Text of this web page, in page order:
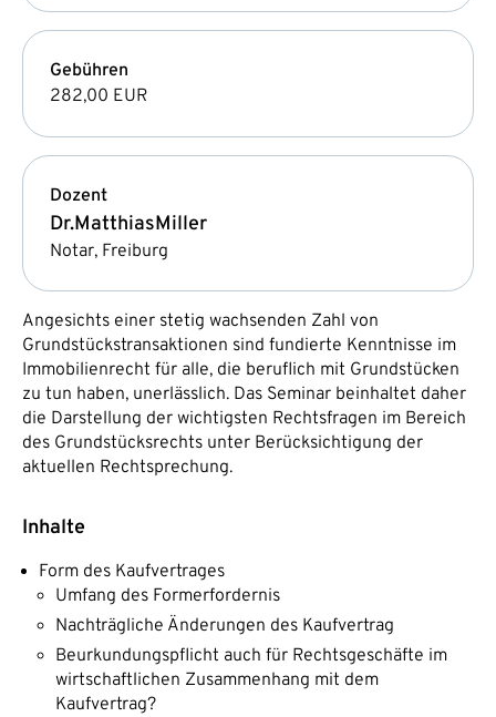
Gebühren
282,00 EUR
Dozent
Dr.MatthiasMiller
Notar, Freiburg
Angesichts einer stetig wachsenden Zahl von
Grundstückstransaktionen sind fundierte Kenntnisse im
Immobilienrecht für alle, die beruflich mit Grundstücken
zu tun haben, unerlässlich. Das Seminar beinhaltet daher
die Darstellung der wichtigsten Rechtsfragen im Bereich
des Grundstücksrechts unter Berücksichtigung der
aktuellen Rechtsprechung.
Inhalte
Form des Kaufvertrages
Umfang des Formerfordernis
Nachträgliche Änderungen des Kaufvertrag
Beurkundungspflicht auch für Rechtsgeschäfte im
wirtschaftlichen Zusammenhang mit dem
Kaufvertrag?